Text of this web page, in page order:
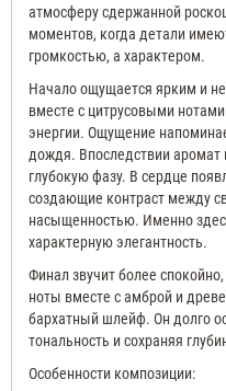
атмосферу сдержанной
моментов, когда детали
громкостью, а характером.
Начало ощущается ярким и
вместе с цитрусовыми
энергии. Ощущение
дождя. Впоследствии аромат
глубокую фазу. В сердце
создающие контраст между
насыщенностью. Именно
характерную элегантность.
Финал звучит более
ноты вместе с амброй и
бархатный шлейф. Он долго
тональность и сохраняя
Особенности композиции: